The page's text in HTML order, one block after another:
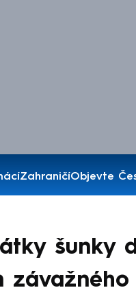
ZahraničíObjevte
šunky